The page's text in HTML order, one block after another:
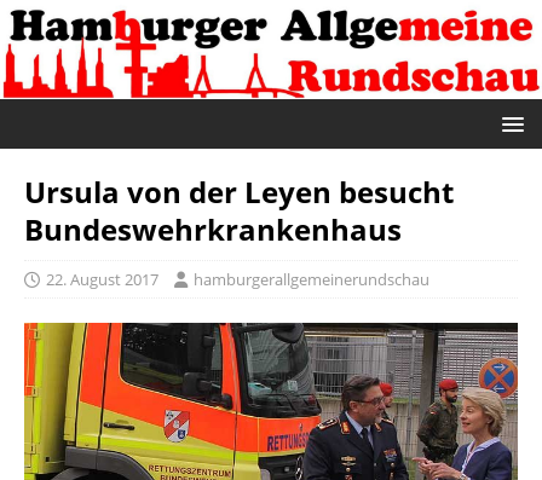
Ursula von der Leyen besucht
Bundeswehrkrankenhaus
22. August 2017 hamburgerallgemeinerundschau